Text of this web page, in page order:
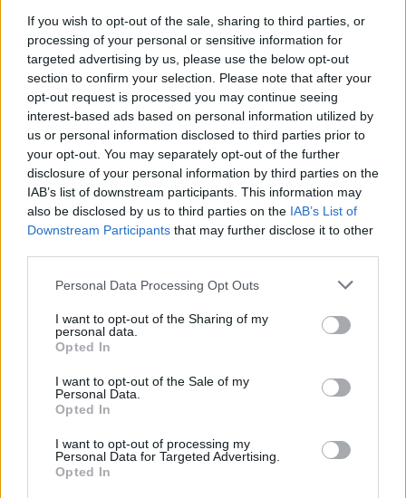
If you wish to opt-out of the sale, sharing to third parties, or
processing of your personal or sensitive information for
targeted advertising by us, please use the below opt-out
section to confirm your selection. Please note that after your
opt-out request is processed you may continue seeing
interest-based ads based on personal information utilized by
us or personal information disclosed to third parties prior to
your opt-out. You may separately opt-out of the further
disclosure of your personal information by third parties on the
IAB’s list of downstream participants. This information may
also be disclosed by us to third parties on the IAB’s List of
Downstream Participants that may further disclose it to other
Personal Data Processing Opt Outs
I want to opt-out of the Sharing of my
personal data.
Opted In
I want to opt-out of the Sale of my
Personal Data.
Opted In
I want to opt-out of processing my
Personal Data for Targeted Advertising.
Opted In
Matuzas Ponte de Sor: organização e
impacto da Concentração Motard 2026
4 de Agosto, 2026
Publicidade